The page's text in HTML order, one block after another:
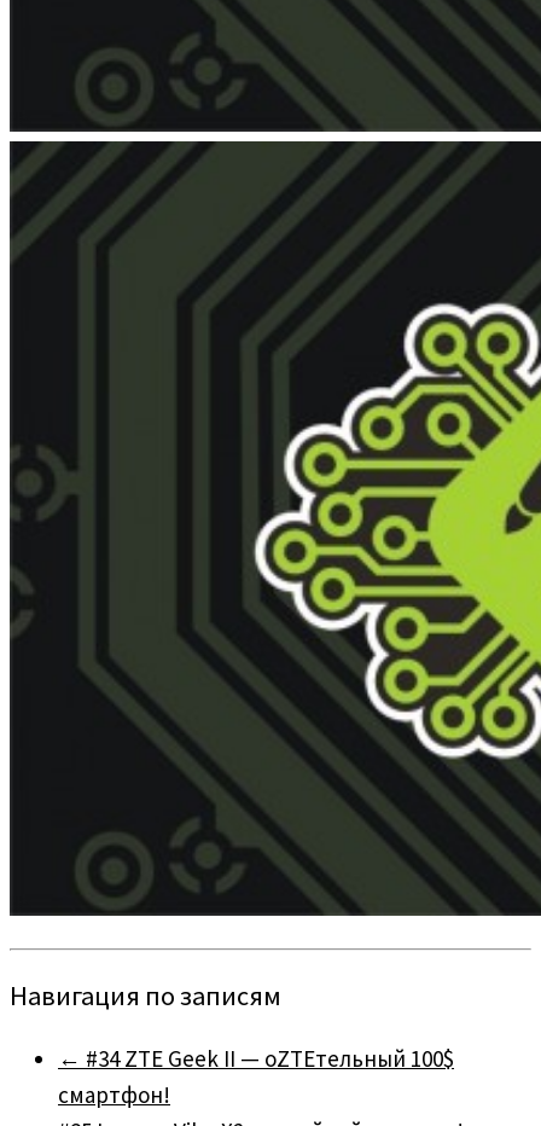
Навигация по записям
← #34 ZTE Geek II — оZTEтельный 100$
смартфон!